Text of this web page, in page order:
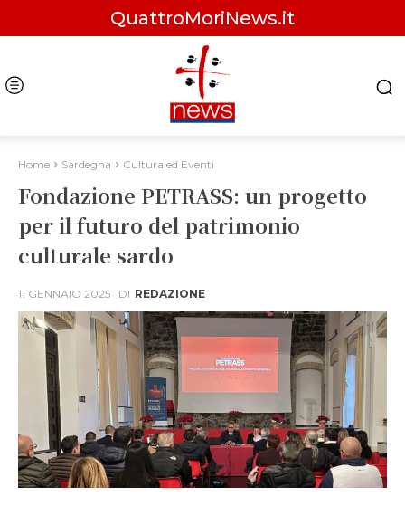
QuattroMoriNews.it
Home Sardegna Cultura ed Eventi
Fondazione PETRASS: un progetto
per il futuro del patrimonio
culturale sardo
11 GENNAIO 2025 DI REDAZIONE